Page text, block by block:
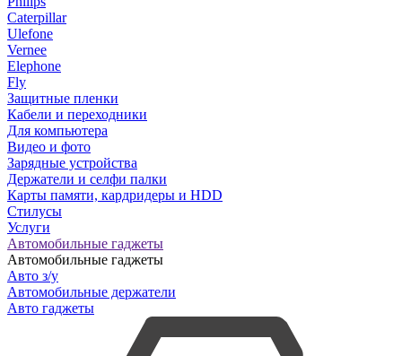
Caterpillar
Ulefone
Vernee
Elephone
Fly
Защитные пленки
Кабели и переходники
Для компьютера
Видео и фото
Зарядные устройства
Держатели и селфи палки
Карты памяти, кардридеры и HDD
Стилусы
Услуги
Автомобильные гаджеты
Автомобильные гаджеты
Авто з/у
Автомобильные держатели
Авто гаджеты